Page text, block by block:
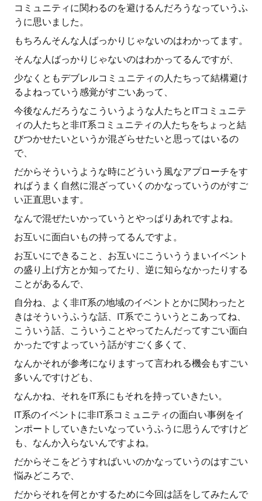
コミュニティに関わるのを避けるんだろうなっていうふ
うに思いました。
もちろんそんな人ばっかりじゃないのはわかってます。
そんな人ばっかりじゃないのはわかってるんですが、
少なくともデブレルコミュニティの人たちって結構避け
るよねっていう感覚がすごいあって、
今後なんだろうなこういうような人たちとITコミュニテ
ィの人たちと非IT系コミュニティの人たちをちょっと結
びつかせたいというか混ざらせたいと思ってはいるの
で、
だからそういうような時にどういう風なアプローチをす
ればうまく自然に混ざっていくのかなっていうのがすご
い正直思います。
なんで混ぜたいかっていうとやっぱりあれですよね。
お互いに面白いもの持ってるんですよ。
お互いにできること、お互いにこういううまいイベント
の盛り上げ方とか知ってたり、逆に知らなかったりする
ことがあるんで、
自分ね、よく非IT系の地域のイベントとかに関わったと
きはそういうふうな話、IT系でこういうとこあってね、
こういう話、こういうことやってたんだってすごい面白
かったですよっていう話がすごく多くて、
なんかそれが参考になりますって言われる機会もすごい
多いんですけども、
なんかね、それをIT系にもそれを持っていきたい。
IT系のイベントに非IT系コミュニティの面白い事例をイ
ンポートしていきたいなっていうふうに思うんですけど
も、なんか入らないんですよね。
だからそこをどうすればいいのかなっていうのはすごい
悩みどころで、
だからそれを何とかするために今回は話をしてみたんで